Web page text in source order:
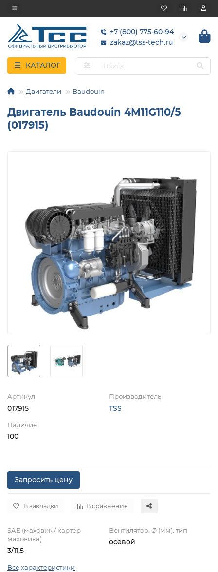
+7 (800) 775-60-94
zakaz@tss-tech.ru
КАТАЛОГ
Двигатели Baudouin
Двигатель Baudouin 4M11G110/5
(017915)
Артикул
017915
Производитель
TSS
Наличие
100
Запросить цену
В закладки В сравнение
SAE (маховик / картер
маховика)
3/11,5
Вентилятор, Ø (мм), тип
осевой
Все характеристики